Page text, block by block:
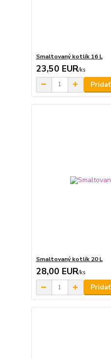
Smaltovaný kotlík 16 L
23,50 EUR/ks
Smaltovaný kotlík 20 L
28,00 EUR/ks